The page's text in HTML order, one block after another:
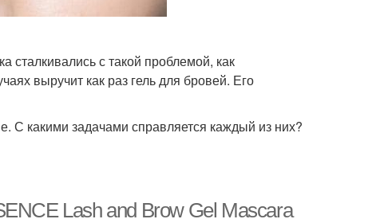
сталкивались с такой проблемой, как
выручит как раз гель для бровей. Его
С какими задачами справляется каждый из них?
Lash and Brow Gel Mascara